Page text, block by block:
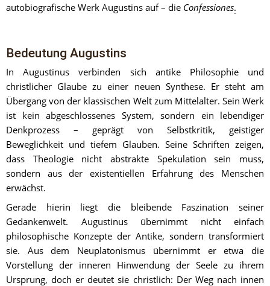
autobiografische Werk Augustins auf – die Confessiones.
Bedeutung Augustins
In Augustinus verbinden sich antike Philosophie und
christlicher Glaube zu einer neuen Synthese. Er steht am
Übergang von der klassischen Welt zum Mittelalter. Sein Werk
ist kein abgeschlossenes System, sondern ein lebendiger
Denkprozess – geprägt von Selbstkritik, geistiger
Beweglichkeit und tiefem Glauben. Seine Schriften zeigen,
dass Theologie nicht abstrakte Spekulation sein muss,
sondern aus der existentiellen Erfahrung des Menschen
erwächst.
Gerade hierin liegt die bleibende Faszination seiner
Gedankenwelt. Augustinus übernimmt nicht einfach
philosophische Konzepte der Antike, sondern transformiert
sie. Aus dem Neuplatonismus übernimmt er etwa die
Vorstellung der inneren Hinwendung der Seele zu ihrem
Ursprung, doch er deutet sie christlich: Der Weg nach innen